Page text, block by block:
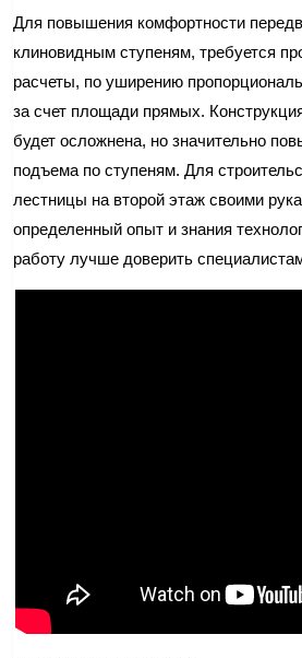
Для повышения комфортности
клиновидным ступеням, требуется
расчеты, по уширению
за счет площади прямых.
будет осложнена, но значительно
подъема по ступеням. Для
лестницы на второй этаж своими
определенный опыт и знания
работу лучше доверить